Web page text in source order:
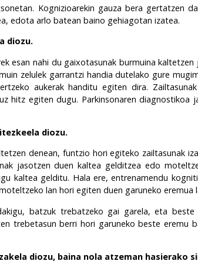
Kognizioarekin gauza bera gertatzen
edota arlo batean baino gehiagotan izatea.
diozu.
esan nahi du gaixotasunak burmuina kaltetzen
zelulek garrantzi handia dutelako gure
aukerak handitu egiten dira.
hitz egiten dugu. Parkinsonaren diagnostikoa
diozu.
denean, funtzio hori egiteko zailtasunak
jasotzen duen kaltea gelditzea edo
kaltea gelditu. Hala ere, entrenamendu
lan hori egiten duen garuneko eremua
batzuk trebatzeko gai garela, eta beste
trebetasun berri hori garuneko beste eremu
diozu, baina nola atzeman hasierako